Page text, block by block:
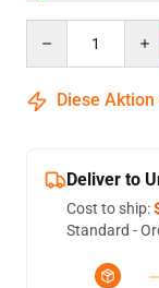
Diese
Deliver to
Cost to ship:
Standard -